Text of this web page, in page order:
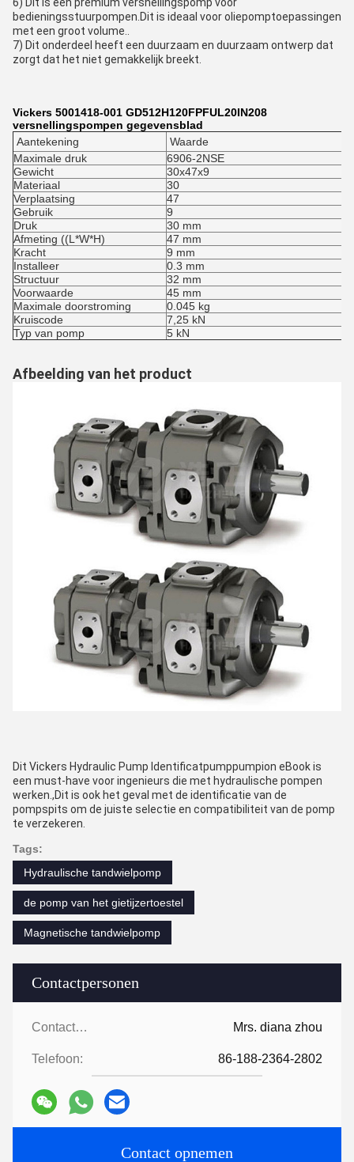
Contactpersonen
Contactpersonen: Mrs. diana zhou
Telefoon: 86-188-2364-2802
Contact opnemen
bedieningsstuurpompen.Dit is ideaal voor oliepomptoepassingen
met een groot volume..
7) Dit onderdeel heeft een duurzaam en duurzaam ontwerp dat
zorgt dat het niet gemakkelijk breekt.
Vickers 5001418-001 GD512H120FPFUL20IN208
versnellingspompen gegevensblad
Aantekening
Waarde
Maximale druk
6906-2NSE
Gewicht
30x47x9
Materiaal
30
Verplaatsing
47
Gebruik
9
Druk
30 mm
Afmeting ((L*W*H)
47 mm
Kracht
9 mm
Installeer
0.3 mm
Structuur
32 mm
Voorwaarde
45 mm
Maximale doorstroming
0.045 kg
Kruiscode
7,25 kN
Typ van pomp
5 kN
Afbeelding van het product
Dit Vickers Hydraulic Pump Identificatpumppumpion eBook is
een must-have voor ingenieurs die met hydraulische pompen
werken.,Dit is ook het geval met de identificatie van de
pompspits om de juiste selectie en compatibiliteit van de pomp
te verzekeren.
Tags:
Hydraulische tandwielpomp
de pomp van het gietijzertoestel
Magnetische tandwielpomp